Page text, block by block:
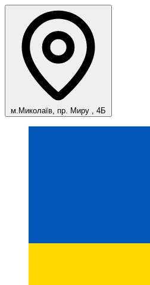
м.Миколаїв, пр. Миру , 4Б